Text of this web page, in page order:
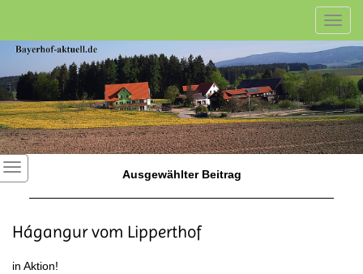
Ausgewählter Beitrag
Hágangur vom Lipperthof
in Aktion!